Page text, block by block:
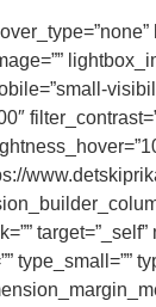
target=”_self”
type_small=””